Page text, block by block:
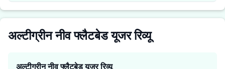
जरूरतों के लिए सही है।
अल्टीग्रीन नीव फ्लैटबेड यूजर रिव्यू
अल्टीग्रीन नीव फ्लैटबेडयूजर रिव्यू